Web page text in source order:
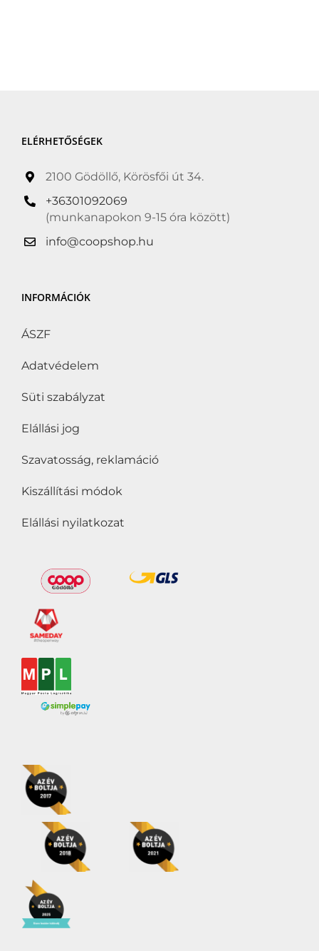
ELÉRHETŐSÉGEK
2100 Gödöllő, Körösfői út 34.
+36301092069
(munkanapokon 9-15 óra között)
info@coopshop.hu
INFORMÁCIÓK
ÁSZF
Adatvédelem
Süti szabályzat
Elállási jog
Szavatosság, reklamáció
Kiszállítási módok
Elállási nyilatkozat